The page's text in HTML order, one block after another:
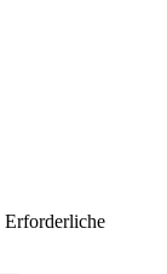
Erforderliche